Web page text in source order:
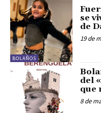
BOLAÑOS
se
de
19 de
del
que
8 de